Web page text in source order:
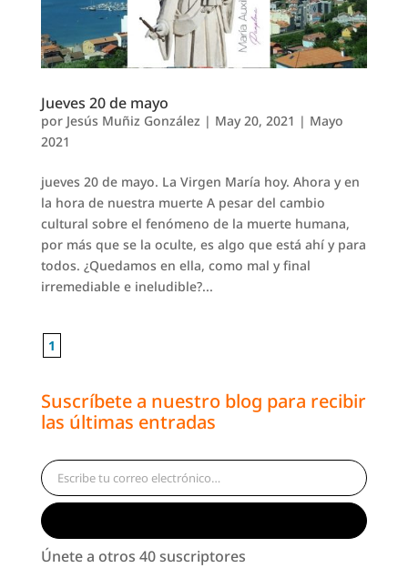
Jueves 20 de mayo
por Jesús Muñiz González | May 20, 2021 | Mayo
2021
jueves 20 de mayo. La Virgen María hoy. Ahora y en
la hora de nuestra muerte A pesar del cambio
cultural sobre el fenó­meno de la muerte humana,
por más que se la oculte, es algo que está ahí y para
todos. ¿Quedamos en ella, como mal y final
irremediable e ineludible?...
1
Suscríbete a nuestro blog para recibir
las últimas entradas
Escribe tu correo electrónico…
Únete a otros 40 suscriptores